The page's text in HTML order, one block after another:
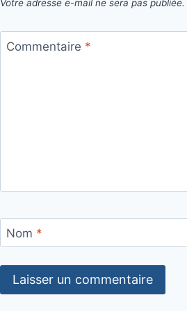
Votre adresse e-mail ne sera pas publiée.
Commentaire *
Nom *